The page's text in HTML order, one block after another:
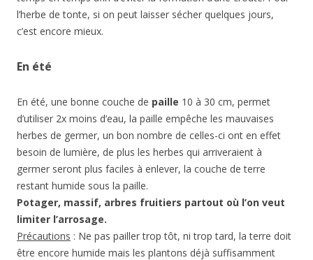
l’herbe de tonte, si on peut laisser sécher quelques jours,
c’est encore mieux.
En été
En été, une bonne couche de paille 10 à 30 cm, permet
d’utiliser 2x moins d’eau, la paille empêche les mauvaises
herbes de germer, un bon nombre de celles-ci ont en effet
besoin de lumière, de plus les herbes qui arriveraient à
germer seront plus faciles à enlever, la couche de terre
restant humide sous la paille.
Potager, massif, arbres fruitiers partout où l’on veut
limiter l’arrosage.
Précautions : Ne pas pailler trop tôt, ni trop tard, la terre doit
être encore humide mais les plantons déjà suffisamment